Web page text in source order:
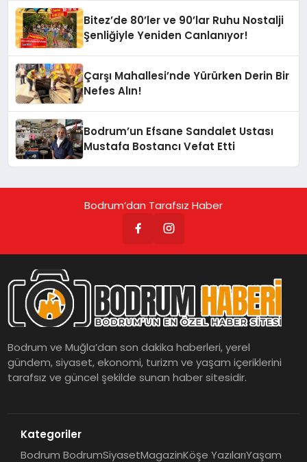
Bitez’de 80’ler ve 90’lar Ruhu Nostalji
Şenliğiyle Yeniden Canlanıyor!
Çarşı Mahallesi’nde Yürürken Derin Bir
Nefes Alın!
Bodrum’un Efsane Sandalet Ustası
Mustafa Bostancı Vefat Etti
Bodrum’dan Tarafsız Haber
Bodrum ve Muğla’dan son dakika haberleri, yerel
gündem, siyaset, ekonomi, turizm ve yaşam içeriklerini
tarafsız ve güncel şekilde sunan haber sitesidir.
Kategoriler
Bodrum BodrumSiyasetMagazinKöşe YazılarıYaşam